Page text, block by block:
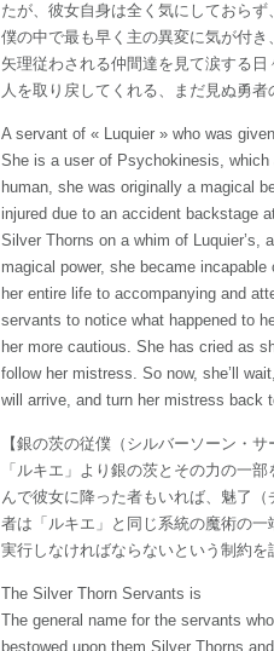
たが、彼女自身は全く気にしておら
僕の中で最も早く主の異変に気が付
矢理従わされる仲間達を見て涙する
人を取り戻してくれる、まだ見ぬ勇者
A servant of « Luquier » who was
She is a user of Psychokinesis,
human, she was originally a magical
injured due to an accident backstage
Silver Thorns on a whim of Luquier’s,
magical power, she became
her entire life to accompanying and
servants to notice what happened to
her more cautious. She has cried as
follow her mistress. So now, she’ll
will arrive, and turn her mistress back
【銀の茨の従僕（シルバーソーン・サ
「ルキエ」より銀の茨とその力の一
んで彼女に降った者もいれば、魅了
者は「ルキエ」と同じ系統の魔術の
実行しなければならないという制約を
The Silver Thorn Servants is
The general name for the servants
bestowed upon them Silver Thorns